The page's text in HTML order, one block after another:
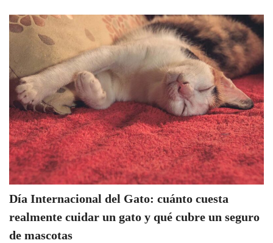
Día Internacional del Gato: cuánto cuesta
realmente cuidar un gato y qué cubre un seguro
de mascotas